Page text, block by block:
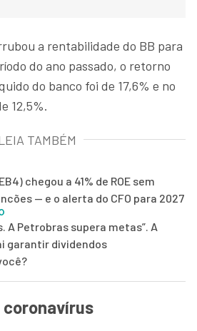
a rentabilidade do BB para
do ano passado, o retorno
do banco foi de 17,6% e no
12,5%.
TAMBÉM
chegou a 41% de ROE sem
— e o alerta do CFO para 2027
A Petrobras supera metas”. A
garantir dividendos
coronavírus